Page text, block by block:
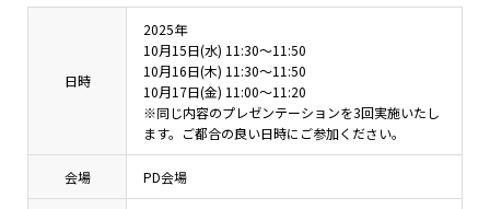
日時
2025年
10月15日(水) 11:30～11:50
10月16日(木) 11:30～11:50
10月17日(金) 11:00～11:20
※同じ内容のプレゼンテーションを3回実施いたし
ます。ご都合の良い日時にご参加ください。
会場 PD会場